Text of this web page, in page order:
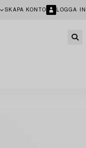
SKAPA KONTO LOGGA IN